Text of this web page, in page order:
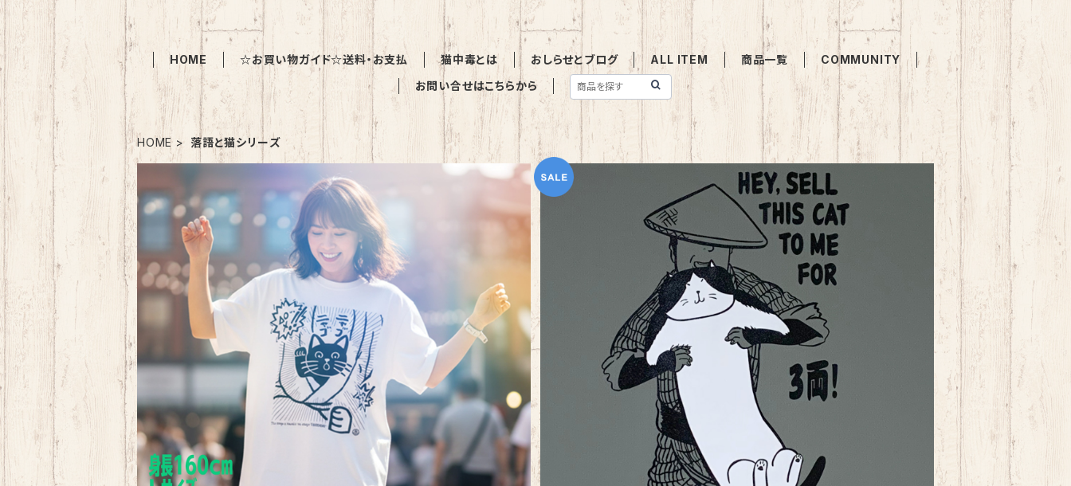
HOME ☆お買い物ガイド☆送料・お支払 猫中毒とは おしらせとブログ ALL ITEM 商品一覧
COMMUNITY
お問い合せはこちらから
HOME 落語と猫シリーズ